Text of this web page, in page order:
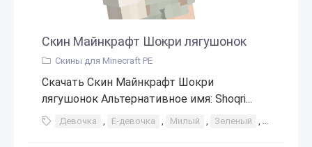
Скин Майнкрафт Шокри лягушонок
Скины для Minecraft PE
Скачать Скин Майнкрафт Шокри
лягушонок Альтернативное имя: Shoqri...
Девочка , Е-девочка , Милый , Зеленый ,